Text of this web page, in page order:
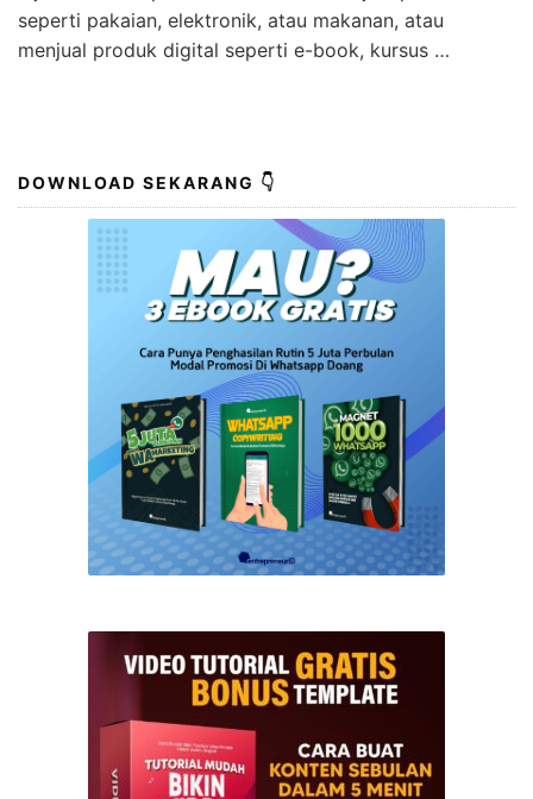
Akan Dijual Langkah pertama dalam membuka usaha
online adalah menentukan jenis produk yang akan
DOWNLOAD SEKARANG 👇